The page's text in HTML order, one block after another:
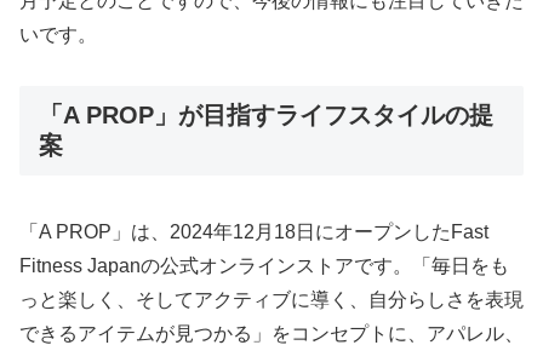
いです。
「A PROP」が目指すライフスタイルの提
案
「A PROP」は、2024年12月18日にオープンしたFast
Fitness Japanの公式オンラインストアです。「毎日をも
っと楽しく、そしてアクティブに導く、自分らしさを表現
できるアイテムが見つかる」をコンセプトに、アパレル、